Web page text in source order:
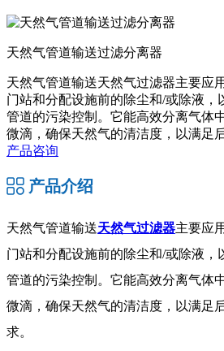
天然气管道输送过滤分离器
天然气管道输送天然气过滤器主要应
门站和分配设施前的除尘和/或除液，
管道的污染控制。它能高效分离气体
微滴，确保天然气的清洁度，以满足
产品咨询
产品介绍
天然气管道输送天然气过滤器主要应
门站和分配设施前的除尘和/或除液，
管道的污染控制。它能高效分离气体
微滴，确保天然气的清洁度，以满足
求。